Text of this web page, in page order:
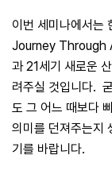
이번 세미나에서는
Journey Through
과 21세기 새로운
려주실 것입니다.
도 그 어느 때보다
의미를 던져주는지
기를 바랍니다.